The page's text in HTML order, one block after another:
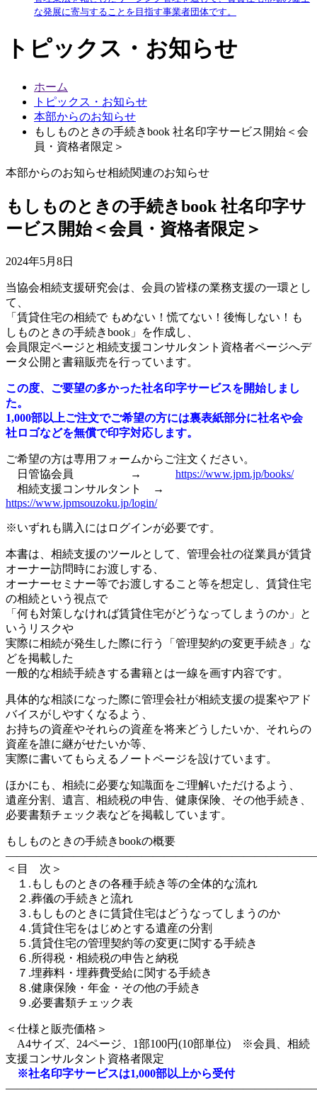
な発展に寄与することを目指す事業者団体です。
トピックス・お知らせ
ホーム
トピックス・お知らせ
本部からのお知らせ
もしものときの手続きbook 社名印字サービス開始＜会
員・資格者限定＞
本部からのお知らせ相続関連のお知らせ
もしものときの手続きbook 社名印字サ
ービス開始＜会員・資格者限定＞
2024年5月8日
当協会相続支援研究会は、会員の皆様の業務支援の一環とし
て、
「賃貸住宅の相続で もめない！慌てない！後悔しない！も
しものときの手続きbook」を作成し、
会員限定ページと相続支援コンサルタント資格者ページへデ
ータ公開と書籍販売を行っています。
この度、ご要望の多かった社名印字サービスを開始しまし
た。
1,000部以上ご注文でご希望の方には裏表紙部分に社名や会
社ロゴなどを無償で印字対応します。
ご希望の方は専用フォームからご注文ください。
日管協会員 → https://www.jpm.jp/books/
相続支援コンサルタント →
https://www.jpmsouzoku.jp/login/
※いずれも購入にはログインが必要です。
本書は、相続支援のツールとして、管理会社の従業員が賃貸
オーナー訪問時にお渡しする、
オーナーセミナー等でお渡しすること等を想定し、賃貸住宅
の相続という視点で
「何も対策しなければ賃貸住宅がどうなってしまうのか」と
いうリスクや
実際に相続が発生した際に行う「管理契約の変更手続き」な
どを掲載した
一般的な相続手続きする書籍とは一線を画す内容です。
具体的な相談になった際に管理会社が相続支援の提案やアド
バイスがしやすくなるよう、
お持ちの資産やそれらの資産を将来どうしたいか、それらの
資産を誰に継がせたいか等、
実際に書いてもらえるノートページを設けています。
ほかにも、相続に必要な知識面をご理解いただけるよう、
遺産分割、遺言、相続税の申告、健康保険、その他手続き、
必要書類チェック表などを掲載しています。
もしものときの手続きbookの概要
＜目 次＞
１.もしものときの各種手続き等の全体的な流れ
２.葬儀の手続きと流れ
３.もしものときに賃貸住宅はどうなってしまうのか
４.賃貸住宅をはじめとする遺産の分割
５.賃貸住宅の管理契約等の変更に関する手続き
６.所得税・相続税の申告と納税
７.埋葬料・埋葬費受給に関する手続き
８.健康保険・年金・その他の手続き
９.必要書類チェック表
＜仕様と販売価格＞
A4サイズ、24ページ、1部100円(10部単位) ※会員、相続
支援コンサルタント資格者限定
※社名印字サービスは1,000部以上から受付